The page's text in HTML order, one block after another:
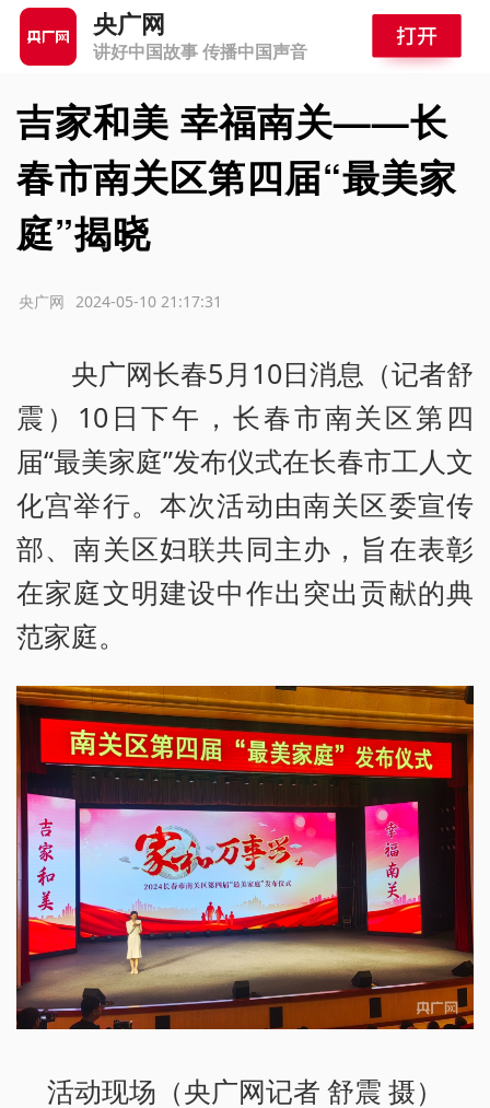
央广网
讲好中国故事 传播中国声音
吉家和美 幸福南关——长
春市南关区第四届“最美家
庭”揭晓
2024-05-10 21:17:31
央广网
央广网长春5月10日消息（记者舒
震）10日下午，长春市南关区第四
届“最美家庭”发布仪式在长春市工人文
化宫举行。本次活动由南关区委宣传
部、南关区妇联共同主办，旨在表彰
在家庭文明建设中作出突出贡献的典
范家庭。
活动现场（央广网记者 舒震 摄）